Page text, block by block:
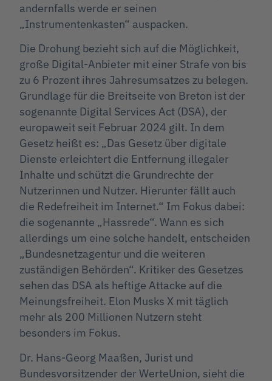
andernfalls werde er seinen
„Instrumentenkasten“ auspacken.
Die Drohung bezieht sich auf die Möglichkeit,
große Digital-Anbieter mit einer Strafe von bis
zu 6 Prozent ihres Jahresumsatzes zu belegen.
Grundlage für die Breitseite von Breton ist der
sogenannte Digital Services Act (DSA), der
europaweit seit Februar 2024 gilt. In dem
Gesetz heißt es: „Das Gesetz über digitale
Dienste erleichtert die Entfernung illegaler
Inhalte und schützt die Grundrechte der
Nutzerinnen und Nutzer. Hierunter fällt auch
die Redefreiheit im Internet.“ Im Fokus dabei:
die sogenannte „Hassrede“. Wann es sich
allerdings um eine solche handelt, entscheiden
„Bundesnetzagentur und die weiteren
zuständigen Behörden“. Kritiker des Gesetzes
sehen das DSA als heftige Attacke auf die
Meinungsfreiheit. Elon Musks X mit täglich
mehr als 200 Millionen Nutzern steht
besonders im Fokus.
Dr. Hans-Georg Maaßen, Jurist und
Bundesvorsitzender der WerteUnion, sieht die